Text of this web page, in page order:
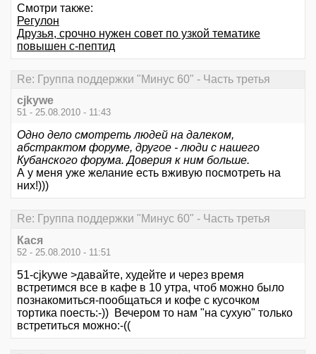
Смотри также:
Регулон
Друзья, срочно нужен совет по узкой тематике
повышен с-пептид
Re: Группа поддержки "Минус 60" - Часть третья
cjkywe
51 - 25.08.2010 - 11:43
Одно дело смотреть людей на далеком,
абстрактом форуме, другое - люди с нашего
Кубанского форума. Доверия к ним больше.
А у меня уже желание есть вживую посмотреть на
них!)))
Re: Группа поддержки "Минус 60" - Часть третья
Кася
52 - 25.08.2010 - 11:51
51-cjkywe >давайте, худейте и через время
встретимся все в кафе в 10 утра, чтоб можно было
познакомиться-пообщаться и кофе с кусочком
тортика поесть:-)) Вечером то нам "на сухую" только
встретиться можно:-((